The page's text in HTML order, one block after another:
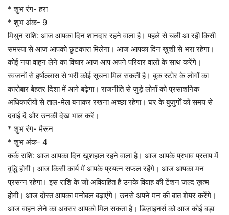
* शुभ रंग- हरा
* शुभ अंक- 9
मिथुन राशि: आज आपका दिन शानदार रहने वाला है। पहले से चली आ रही किसी
समस्या से आज आपको छुटकारा मिलेगा। आज आपका दिन ख़ुशी से भरा रहेगा।
कोई नया वाहन लेने का विचार आज आप अपने परिवार वालों के साथ करेंगे।
स्वजनों से हर्षोल्लास से भरी कोई सूचना मिल सकती है। बुक स्टोर के लोगों का
कारोबार बेहतर दिशा में आगे बढ़ेगा। राजनीति से जुड़े लोगों को प्रसाशनिक
अधिकारीयों से ताल-मेल बनाकर रखना अच्छा रहेगा। घर के बुजुर्गों कों समय से
दवाई दें और उनकी देख भाल करें।
* शुभ रंग- मैरून
* शुभ अंक- 4
कर्क राशि: आज आपका दिन खुशहाल रहने वाला है। आज आपके प्रभाव प्रताप में
वृद्धि होगी। आज किसी कार्य में आपके प्रयत्न सफल रहेंगे। आज आपका मन
प्रसन्न रहेगा। इस राशि के जो अविवाहित हैं उनके विवाह की टेंशन जल्द ख़त्म
होगी। आज दोस्त आपका मनोबल बढ़ाएंगे। उनसे अपने मन की बात शेयर करेंगे।
आज वाहन लेने का अवसर आपको मिल सकता है। डिज़ाइनर्स को आज कोई बड़ा